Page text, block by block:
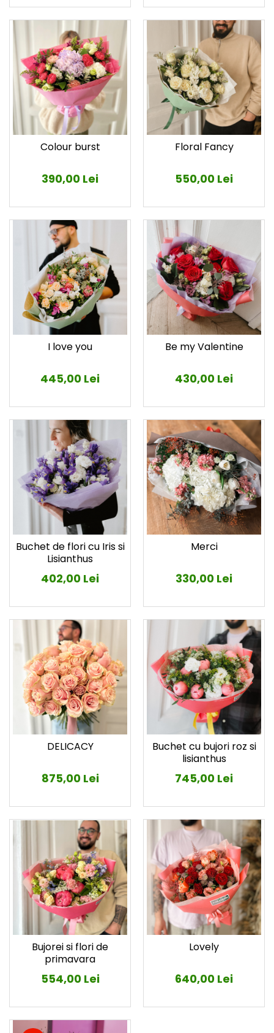
Colour burst
390,00 Lei
Floral Fancy
550,00 Lei
I love you
445,00 Lei
Be my Valentine
430,00 Lei
Buchet de flori cu Iris si
Lisianthus
402,00 Lei
Merci
330,00 Lei
DELICACY
875,00 Lei
Buchet cu bujori roz si
lisianthus
745,00 Lei
Bujorei si flori de
primavara
554,00 Lei
Lovely
640,00 Lei